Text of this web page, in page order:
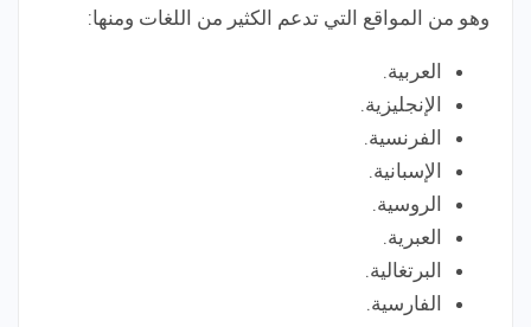
وهو من المواقع التي تدعم الكثير من اللغات ومنها:
العربية.
الإنجليزية.
الفرنسية.
الإسبانية.
الروسية.
العبرية.
البرتغالية.
الفارسية.